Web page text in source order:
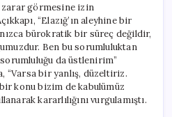
zarar görmesine izin
“Elazığ’ın aleyhine bir
bürokratik bir süreç değildir,
Ben bu sorumluluktan
da üstlenirim”
“Varsa bir yanlış, düzeltiriz.
konu bizim de kabulümüz
kararlılığını vurgulamıştı.